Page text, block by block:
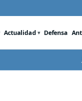
Actualidad Defensa